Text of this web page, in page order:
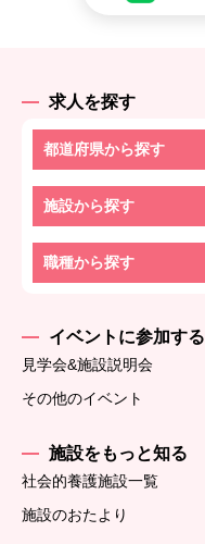
求人を探す
都道府県から探す
施設から探す
職種から探す
イベントに参加する
見学会&施設説明会
その他のイベント
施設をもっと知る
社会的養護施設一覧
施設のおたより